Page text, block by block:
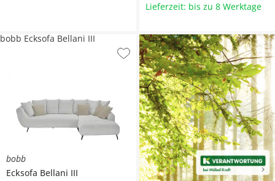
Lieferzeit: bis zu 8 Werktage
bobb
Ecksofa Bellani III
bobb Ecksofa Bellani III